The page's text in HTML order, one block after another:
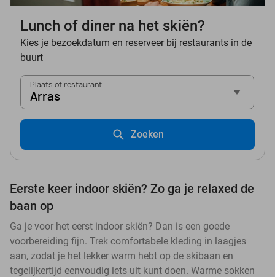
Lunch of diner na het skiën?
Kies je bezoekdatum en reserveer bij restaurants in de
buurt
Plaats of restaurant
Arras
Zoeken
Eerste keer indoor skiën? Zo ga je relaxed de
baan op
Ga je voor het eerst indoor skiën? Dan is een goede
voorbereiding fijn. Trek comfortabele kleding in laagjes
aan, zodat je het lekker warm hebt op de skibaan en
tegelijkertijd eenvoudig iets uit kunt doen. Warme sokken